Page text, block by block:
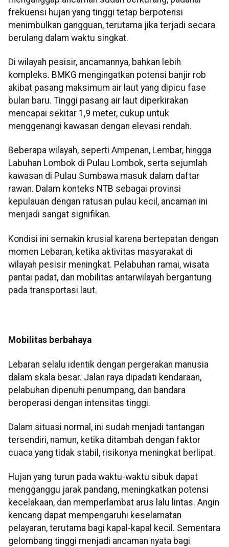
frekuensi hujan yang tinggi tetap berpotensi
menimbulkan gangguan, terutama jika terjadi secara
berulang dalam waktu singkat.
Di wilayah pesisir, ancamannya, bahkan lebih
kompleks. BMKG mengingatkan potensi banjir rob
akibat pasang maksimum air laut yang dipicu fase
bulan baru. Tinggi pasang air laut diperkirakan
mencapai sekitar 1,9 meter, cukup untuk
menggenangi kawasan dengan elevasi rendah.
Beberapa wilayah, seperti Ampenan, Lembar, hingga
Labuhan Lombok di Pulau Lombok, serta sejumlah
kawasan di Pulau Sumbawa masuk dalam daftar
rawan. Dalam konteks NTB sebagai provinsi
kepulauan dengan ratusan pulau kecil, ancaman ini
menjadi sangat signifikan.
Kondisi ini semakin krusial karena bertepatan dengan
momen Lebaran, ketika aktivitas masyarakat di
wilayah pesisir meningkat. Pelabuhan ramai, wisata
pantai padat, dan mobilitas antarwilayah bergantung
pada transportasi laut.
Mobilitas berbahaya
Lebaran selalu identik dengan pergerakan manusia
dalam skala besar. Jalan raya dipadati kendaraan,
pelabuhan dipenuhi penumpang, dan bandara
beroperasi dengan intensitas tinggi.
Dalam situasi normal, ini sudah menjadi tantangan
tersendiri, namun, ketika ditambah dengan faktor
cuaca yang tidak stabil, risikonya meningkat berlipat.
Hujan yang turun pada waktu-waktu sibuk dapat
mengganggu jarak pandang, meningkatkan potensi
kecelakaan, dan memperlambat arus lalu lintas. Angin
kencang dapat mempengaruhi keselamatan
pelayaran, terutama bagi kapal-kapal kecil. Sementara
gelombang tinggi menjadi ancaman nyata bagi